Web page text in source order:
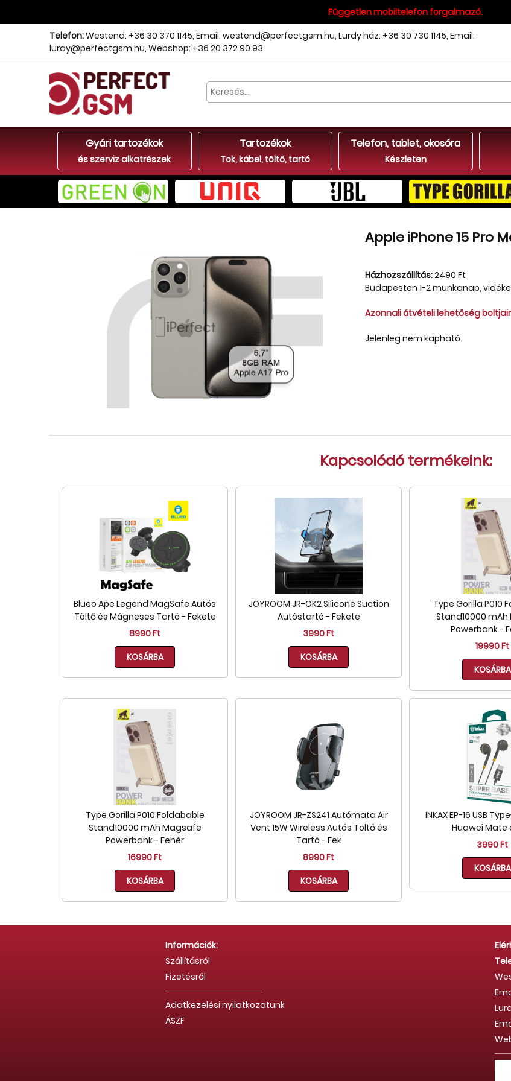
Független mobiltelefon forgalmazó.
Telefon:Westend: +36 30 370 1145, Email: westend@perfectgsm.hu, Lurdy ház: +36 30 730 1145, Email:
lurdy@perfectgsm.hu, Webshop: +36 20 372 90 93
Gyári tartozékok
és szerviz alkatrészek
Tartozékok
Tok, kábel, töltő, tartó
Telefon, tablet, okosóra
Készleten
Apple iPhone 15 Pro
Házhozszállítás:2490 Ft
Budapesten 1-2 munkanap,
Azonnali átvételi lehetőség
Jelenleg nem kapható.
Kapcsolódó termékeink:
Blueo Ape Legend MagSafe Autós
Töltő és Mágneses Tartó - Fekete
8990 Ft
KOSÁRBA
JOYROOM JR-OK2 Silicone Suction
Autóstartó - Fekete
3990 Ft
KOSÁRBA
Type Gorilla P010
Stand10000
Powerbank -
19990 Ft
KOSÁRBA
Type Gorilla P010 Foldabable
Stand10000 mAh Magsafe
Powerbank - Fehér
16990 Ft
KOSÁRBA
JOYROOM JR-ZS241 Autómata Air
Vent 15W Wireless Autós Töltő és
Tartó - Fek
8990 Ft
KOSÁRBA
INKAX EP-16 USB
Huawei Mate
3990 Ft
KOSÁRBA
Információk:
Szállításról
Fizetésről
Adatkezelési nyilatkozatunk
ÁSZF